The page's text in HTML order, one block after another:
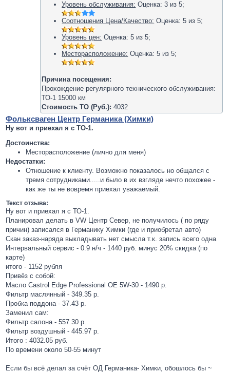
Уровень обслуживания: Оценка:3 из5;
Соотношения Цена/Качество: Оценка:5 из5;
Уровень цен: Оценка:5 из5;
Месторасположение: Оценка:5 из5;
Причина посещения:
Прохождение регулярного технического обслуживания:
ТО-1 15000 км
Стоимость ТО (Руб.): 4032
Фольксваген Центр Германика (Химки)
Ну вот и приехал я с ТО-1.
Достоинства:
Месторасположение (лично для меня)
Недостатки:
Отношение к клиенту. Возможно показалось но общался с
тремя сотрудниками.....и было в их взгляде нечто похожее -
как же ты не вовремя приехал уважаемый.
Текст отзыва:
Ну вот и приехал я с ТО-1.
Планировал делать в VW Центр Север, не получилось ( по ряду
причин) записался в Германику Химки (где и приобретал авто)
Скан заказ-наряда выкладывать нет смысла т.к. запись всего одна
Интервальный сервис - 0.9 н/ч - 1440 руб. минус 20% скидка (по
карте)
итого - 1152 рубля
Привёз с собой:
Масло Castrol Edge Professional OE 5W-30 - 1490 р.
Фильтр маслянный - 349.35 р.
Пробка поддона - 37.43 р.
Заменил сам:
Фильтр салона - 557.30 р.
Фильтр воздушный - 445.97 р.
Итого : 4032.05 руб.
По времени около 50-55 минут
Если бы всё делал за счёт ОД Германика- Химки, обошлось бы ~